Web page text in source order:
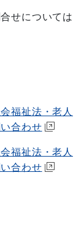
せについては
福祉法・老人
合わせ
福祉法・老人
合わせ